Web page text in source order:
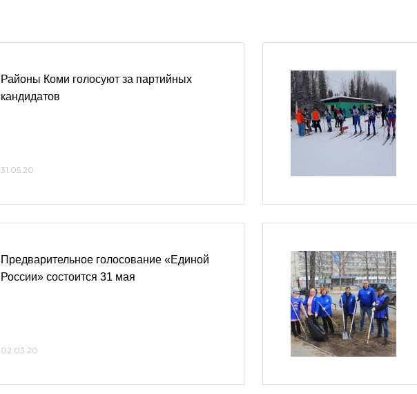
Районы Коми голосуют за партийных
кандидатов
31.05.20
Предварительное голосование «Единой
России» состоится 31 мая
02.03.20